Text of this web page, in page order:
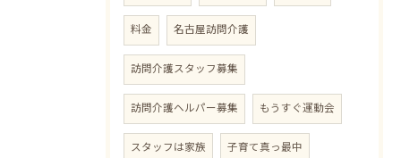
料金 名古屋訪問介護
訪問介護スタッフ募集
訪問介護ヘルパー募集 もうすぐ運動会
スタッフは家族 子育て真っ最中